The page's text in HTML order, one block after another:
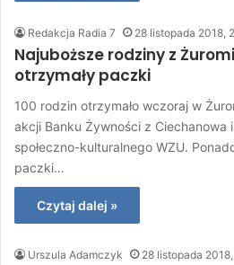
Redakcja Radia 7 28 listopada 2018,
Najuboższe rodziny z
otrzymały paczki
100 rodzin otrzymało wczoraj w
akcji Banku Żywności z Ciechanowa
społeczno-kulturalnego WZU.
paczki…
Czytaj dalej »
Urszula Adamczyk 28 listopada